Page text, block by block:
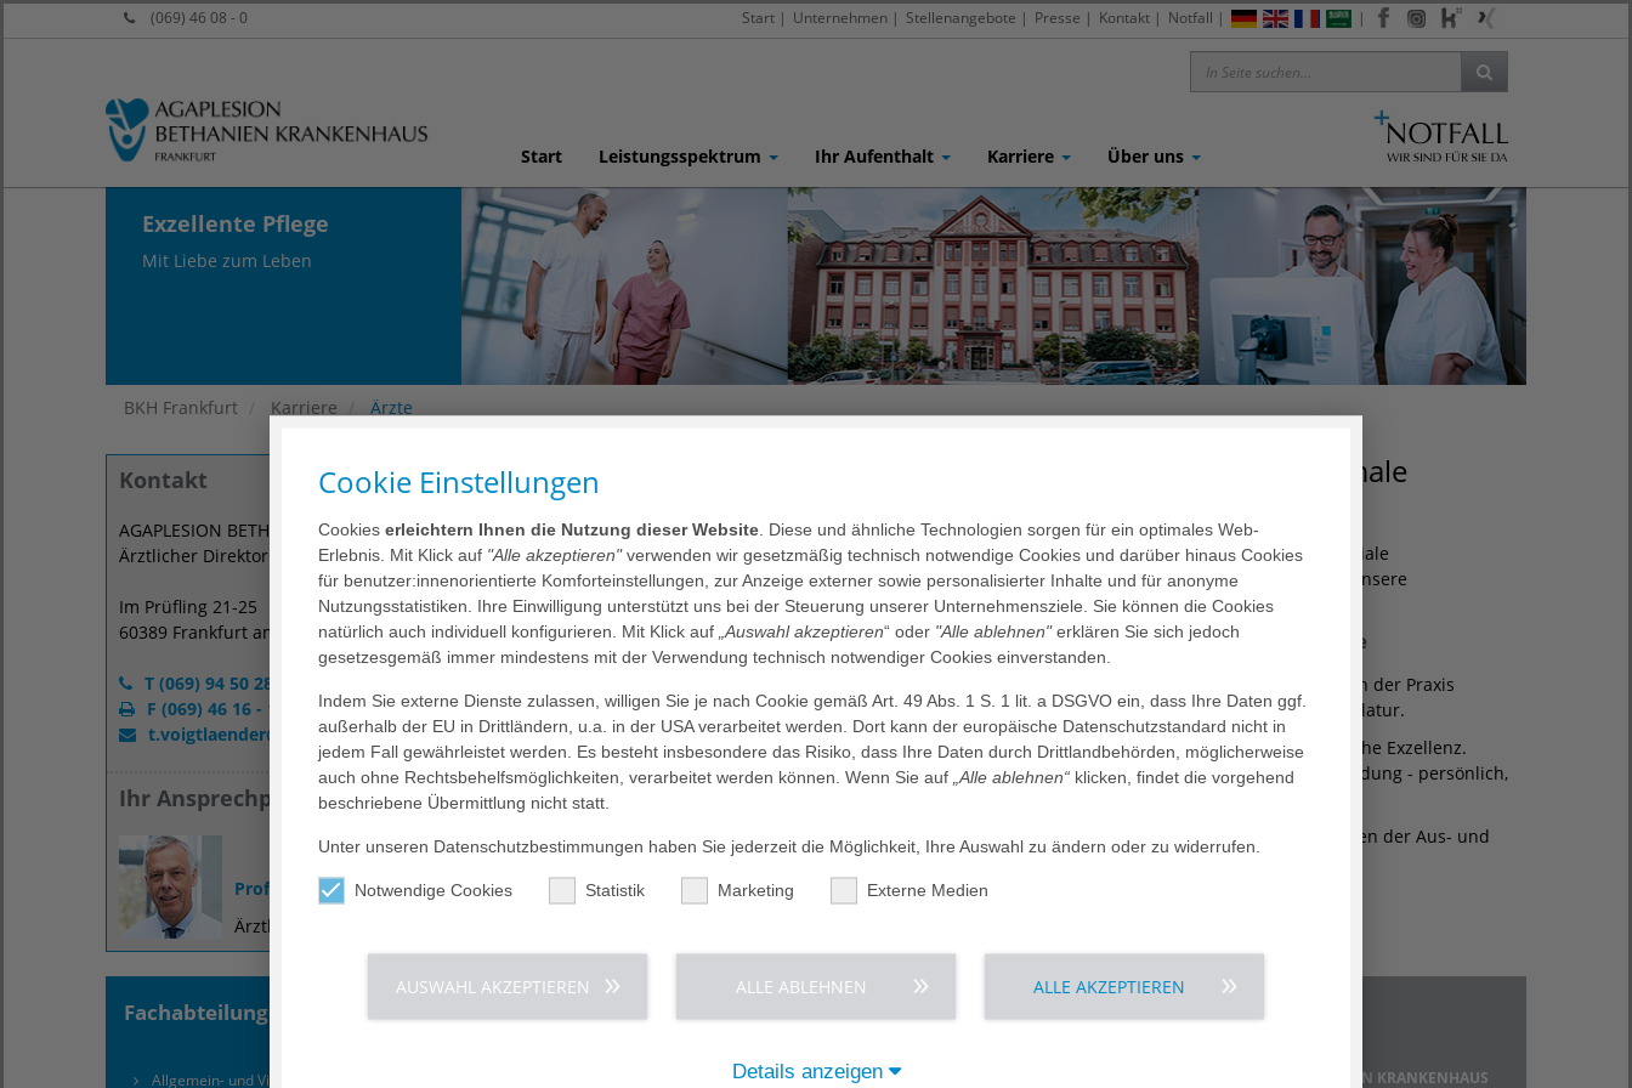
(069) 46 08 - 0 |
Start | Unternehmen | Stellenangebote | Presse | Kontakt | Notfall |
Start Leistungsspektrum Ihr Aufenthalt Karriere Über uns
Exzellente Pflege
Mit Liebe zum Leben
BKH Frankfurt Karriere Ärzte
Kontakt
AGAPLESION BETHANIEN KRANKENHAUS
Ärztlicher Direktor
Im Prüfling 21-25
60389 Frankfurt am Main
T (069) 94 50 28 - 0
F (069) 46 16 - 13
t.voigtlaender@ ccb.de
Ihr Ansprechpartner
Prof. Dr. med. Thomas Voigtländer
Ärztlicher Direktor
Kollegial, schnell und flexibel – gemeinsam für eine optimale
Um für Patienten einen reibungslosen Behandlungsprozess sicherzustellen, ist uns die kollegiale
Zusammenarbeit aller Disziplinen und Einrichtungen äußerst wichtig. Einen Überblick über unsere
Fachgebiete finden Siehier ›.
Fördernd, fordernd und individuell - Unsere Ausbildungsangebote für Ärzte
Sie sind Studentin oder Student und wollen Ihre in der Theorie erworbenen Fachkenntnisse in der Praxis
vertiefen und erweitern? Unsere Praxen ›informieren Sie gerne über ihre Angebote zur Famulatur.
Die Weiterbildung unserer Ärzte ist für AGAPLESION ein wesentlicher Baustein für medizinische Exzellenz.
Deshalb bieten unsere Einrichtungen strukturierte und vernetzte Möglichkeiten zur Weiterbildung - persönlich,
verbindlich und immer auf dem neuesten Stand.
Gerne stehen Ihnen Prof. Dr. med. Thomas Voigtländer und die Ärzte der Praxen für alle Fragen der Aus- und
Weiterbildung zur Verfügung.
Fachabteilungen
Allgemein- und Viszeralchirurgie Cardiac Arrest Center (CAC) AGAPLESION BETHANIEN KRANKENHAUS
Cookie Einstellungen
Cookies erleichtern Ihnen die Nutzung dieser Website . Diese und ähnliche Technologien sorgen für ein optimales Web-
Erlebnis. Mit Klick auf "Alle akzeptieren"verwenden wir gesetzmäßig technisch notwendige Cookies und darüber hinaus Cookies
für benutzer:innenorientierte Komforteinstellungen, zur Anzeige externer sowie personalisierter Inhalte und für anonyme
Nutzungsstatistiken. Ihre Einwilligung unterstützt uns bei der Steuerung unserer Unternehmensziele. Sie können die Cookies
natürlich auch individuell konfigurieren. Mit Klick auf „Auswahl akzeptieren“ oder "Alle ablehnen"erklären Sie sich jedoch
gesetzesgemäß immer mindestens mit der Verwendung technisch notwendiger Cookies einverstanden.
Indem Sie externe Dienste zulassen, willigen Sie je nach Cookie gemäß Art. 49 Abs. 1 S. 1 lit. a DSGVO ein, dass Ihre Daten ggf.
außerhalb der EU in Drittländern, u.a. in der USA verarbeitet werden. Dort kann der europäische Datenschutzstandard nicht in
jedem Fall gewährleistet werden. Es besteht insbesondere das Risiko, dass Ihre Daten durch Drittlandbehörden, möglicherweise
auch ohne Rechtsbehelfsmöglichkeiten, verarbeitet werden können. Wenn Sie auf „Alle ablehnen“ klicken, findet die vorgehend
beschriebene Übermittlung nicht statt.
Unter unseren Datenschutzbestimmungen haben Sie jederzeit die Möglichkeit, Ihre Auswahl zu ändern oder zu widerrufen.
Notwendige Cookies Statistik Marketing Externe Medien
AUSWAHL AKZEPTIEREN ALLE ABLEHNEN ALLE AKZEPTIEREN
Details anzeigen